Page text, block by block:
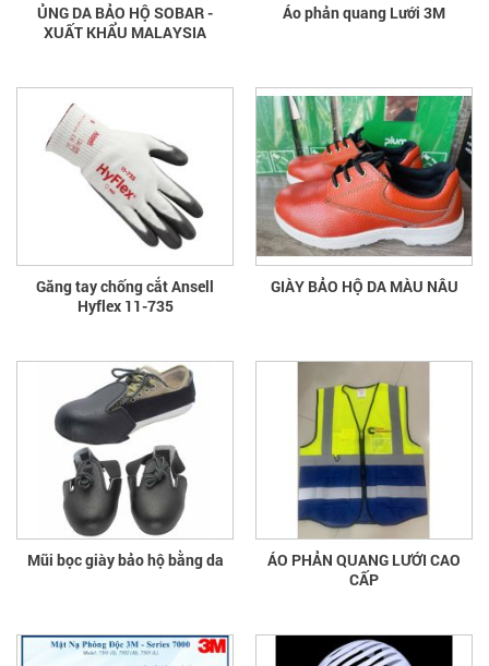
ỦNG DA BẢO HỘ SOBAR -
XUẤT KHẨU MALAYSIA
Áo phản quang Lưới 3M
Găng tay chống cắt Ansell
Hyflex 11-735
GIÀY BẢO HỘ DA MÀU NÂU
Mũi bọc giày bảo hộ bằng da
ÁO PHẢN QUANG LƯỚI CAO
CẤP